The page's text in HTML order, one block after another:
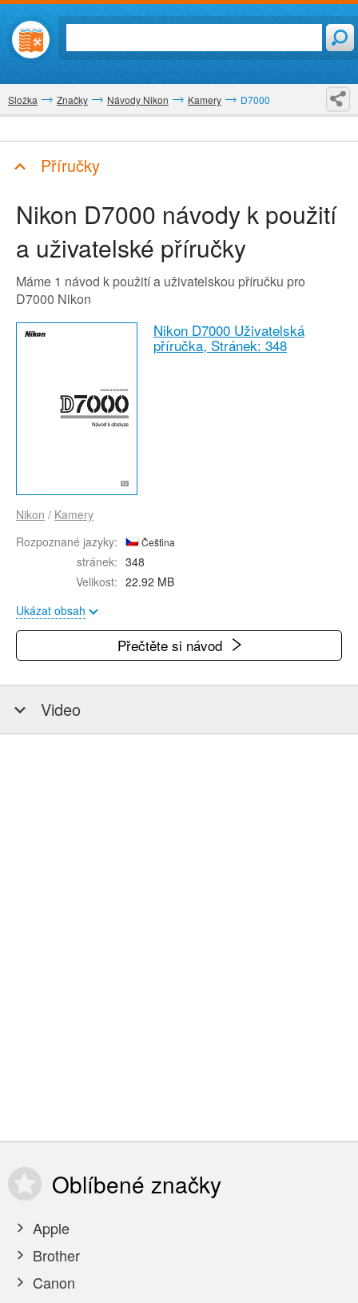
Složka Značky Návody Nikon Kamery D7000
Příručky
Nikon D7000 návody k použití
a uživatelské příručky
Máme 1 návod k použití a uživatelskou příručku pro
D7000 Nikon
Nikon D7000 Uživatelská
příručka, Stránek: 348
Nikon / Kamery
Rozpoznané jazyky:
Čeština
stránek: 348
Velikost: 22.92 MB
Ukázat obsah
Přečtěte si návod
Video
Oblíbené značky
Apple
Brother
Canon